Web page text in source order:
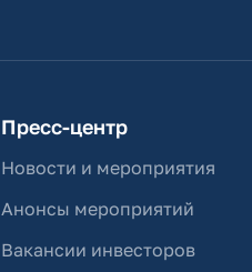
Пресс-центр
Новости и мероприятия
Анонсы мероприятий
Вакансии инвесторов